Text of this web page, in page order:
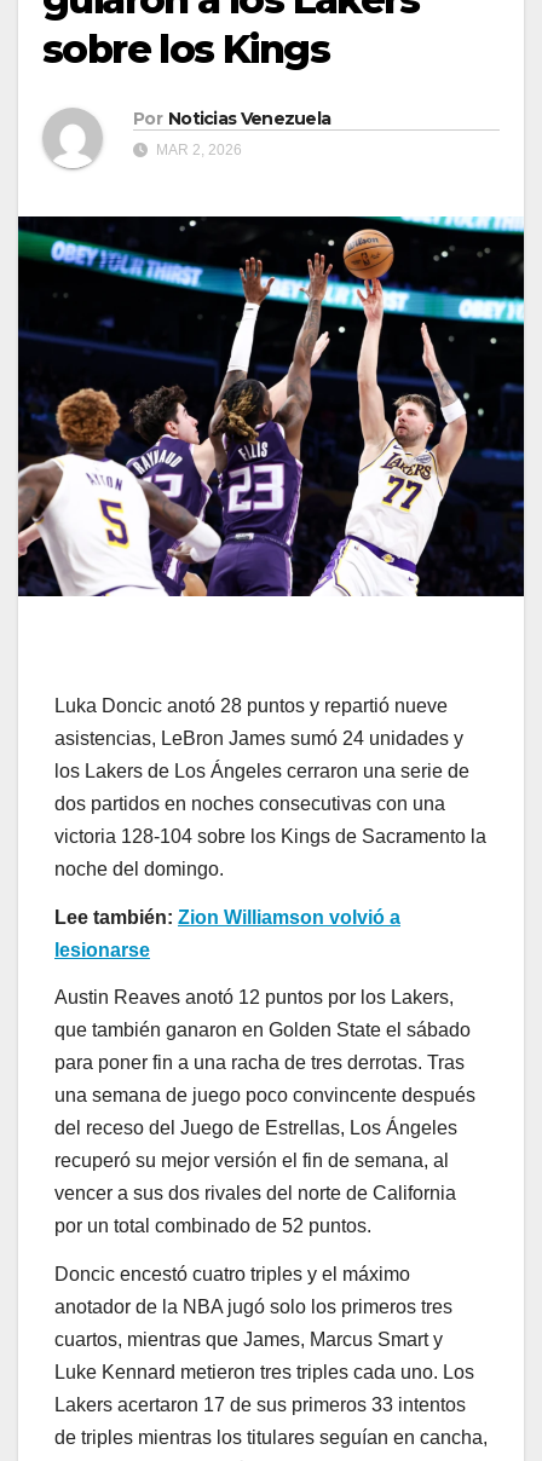
sobre los Kings
Por Noticias Venezuela
MAR 2, 2026
Luka Doncic anotó 28 puntos y repartió nueve
asistencias, LeBron James sumó 24 unidades y
los Lakers de Los Ángeles cerraron una serie de
dos partidos en noches consecutivas con una
victoria 128-104 sobre los Kings de Sacramento la
noche del domingo.
Lee también: Zion Williamson volvió a
lesionarse
Austin Reaves anotó 12 puntos por los Lakers,
que también ganaron en Golden State el sábado
para poner fin a una racha de tres derrotas. Tras
una semana de juego poco convincente después
del receso del Juego de Estrellas, Los Ángeles
recuperó su mejor versión el fin de semana, al
vencer a sus dos rivales del norte de California
por un total combinado de 52 puntos.
Doncic encestó cuatro triples y el máximo
anotador de la NBA jugó solo los primeros tres
cuartos, mientras que James, Marcus Smart y
Luke Kennard metieron tres triples cada uno. Los
Lakers acertaron 17 de sus primeros 33 intentos
de triples mientras los titulares seguían en cancha,